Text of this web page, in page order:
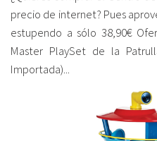
precio de internet? Pues
estupendo a sólo 38,90€
Master PlaySet de la
Importada)...